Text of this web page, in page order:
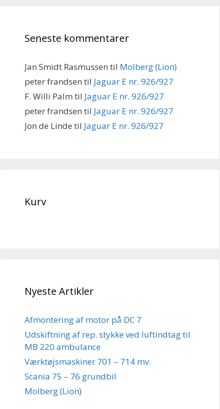
Seneste kommentarer
Jan Smidt Rasmussen til Molberg (Lion)
peter frandsen til Jaguar E nr. 926/927
F. Willi Palm til Jaguar E nr. 926/927
peter frandsen til Jaguar E nr. 926/927
Jon de Linde til Jaguar E nr. 926/927
Kurv
Nyeste Artikler
Afmontering af motor på DC 7
Udskiftning af rep. stykke ved luftindtag til
MB 220 ambulance
Værktøjsmaskiner 701 – 714 mv.
Scania 75 – 76 grundbil
Molberg (Lion)